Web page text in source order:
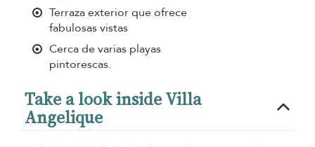
Terraza exterior que ofrece
fabulosas vistas
Cerca de varias playas
pintorescas.
Take a look inside Villa
Angelique